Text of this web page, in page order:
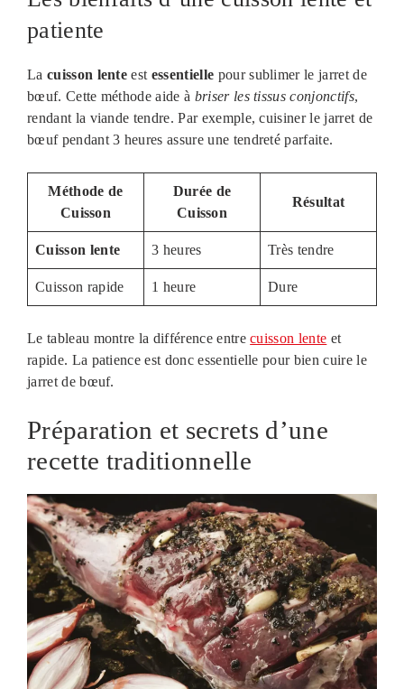
patiente
La cuisson lente est essentielle pour sublimer le jarret de
bœuf. Cette méthode aide à briser les tissus conjonctifs,
rendant la viande tendre. Par exemple, cuisiner le jarret de
bœuf pendant 3 heures assure une tendreté parfaite.
Méthode de
Cuisson
Durée de
Cuisson
Résultat
Cuisson lente 3 heures Très tendre
Cuisson rapide 1 heure Dure
Le tableau montre la différence entrecuisson lente et
rapide. La patience est donc essentielle pour bien cuire le
jarret de bœuf.
Préparation et secrets d’une
recette traditionnelle